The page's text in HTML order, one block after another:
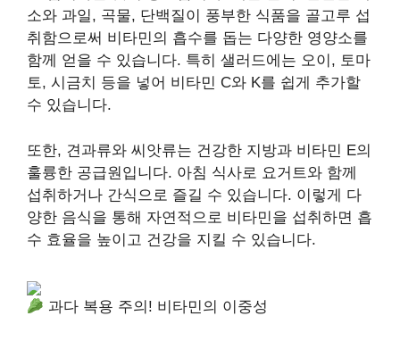
소와 과일, 곡물, 단백질이 풍부한 식품을 골고루 섭
취함으로써 비타민의 흡수를 돕는 다양한 영양소를
함께 얻을 수 있습니다. 특히 샐러드에는 오이, 토마
토, 시금치 등을 넣어 비타민 C와 K를 쉽게 추가할
수 있습니다.
또한, 견과류와 씨앗류는 건강한 지방과 비타민 E의
훌륭한 공급원입니다. 아침 식사로 요거트와 함께
섭취하거나 간식으로 즐길 수 있습니다. 이렇게 다
양한 음식을 통해 자연적으로 비타민을 섭취하면 흡
수 효율을 높이고 건강을 지킬 수 있습니다.
과다 복용 주의! 비타민의 이중성